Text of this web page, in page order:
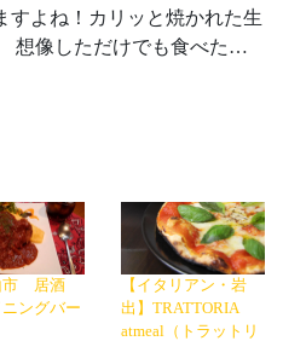
すよね！カリッと焼かれた生
想像しただけでも食べた…
市 居酒
ングバー
【イタリアン・岩
出】TRATTORIA
atmeal（トラットリ